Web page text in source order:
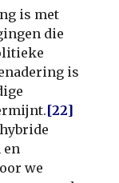
is met
die
is
[22]
en
we